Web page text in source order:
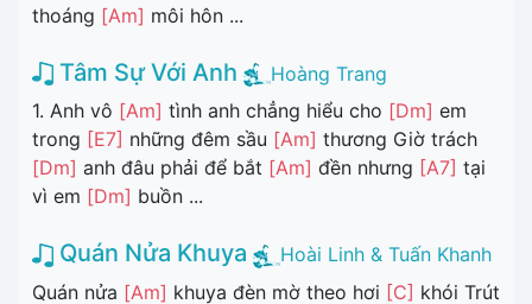
thoáng [Am] môi hôn ...
Tâm Sự Với Anh
Hoàng Trang
1. Anh vô [Am] tình anh chẳng hiểu cho [Dm] em
trong [E7] những đêm sầu [Am] thương Giờ trách
[Dm] anh đâu phải để bắt [Am] đền nhưng [A7] tại
vì em [Dm] buồn ...
Quán Nửa Khuya
Hoài Linh & Tuấn Khanh
Quán nửa [Am] khuya đèn mờ theo hơi [C] khói Trút